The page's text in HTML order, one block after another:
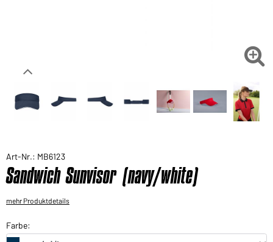

Art-Nr.: MB6123
Sandwich Sunvisor (navy/white)
mehr Produktdetails